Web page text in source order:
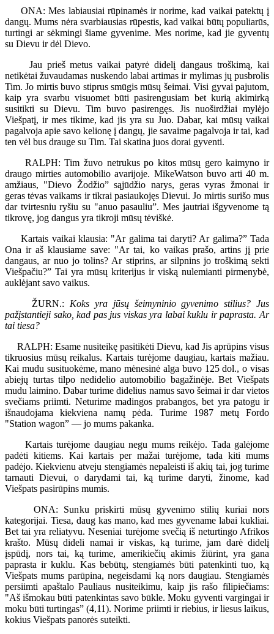
ONA: Mes labiausiai rūpinamės ir norime, kad vaikai patektų į
dangų. Mums nėra svarbiausias rūpestis, kad vaikai būtų populiarūs,
turtingi ar sėkmingi šiame gyvenime. Mes norime, kad jie gyventų
su Dievu ir dėl Dievo.
Jau prieš metus vaikai patyrė didelį dangaus troškimą, kai
netikėtai žuvaudamas nuskendo labai artimas ir mylimas jų pusbrolis
Tim. Jo mirtis buvo stiprus smūgis mūsų šeimai. Visi gyvai pajutom,
kaip yra svarbu visuomet būti pasirengusiam bet kurią akimirką
susitikti su Dievu. Tim buvo pasirengęs. Jis nuoširdžiai mylėjo
Viešpatį, ir mes tikime, kad jis yra su Juo. Dabar, kai mūsų vaikai
pagalvoja apie savo kelionę į dangų, jie savaime pagalvoja ir tai, kad
ten vėl bus drauge su Tim. Tai skatina juos dorai gyventi.
RALPH: Tim žuvo netrukus po kitos mūsų gero kaimyno ir
draugo mirties automobilio avarijoje. MikeWatson buvo arti 40 m.
amžiaus, "Dievo Žodžio” sąjūdžio narys, geras vyras žmonai ir
geras tėvas vaikams ir tikrai pasiaukojęs Dievui. Jo mirtis surišo mus
dar tvirtesniu ryšiu su "anuo pasauliu”. Mes jautriai išgyvenome tą
tikrovę, jog dangus yra tikroji mūsų tėviškė.
Kartais vaikai klausia: "Ar galima tai daryti? Ar galima?” Tada
Ona ir aš klausiame save: "Ar tai, ko vaikas prašo, artins jį prie
dangaus, ar nuo jo tolins? Ar stiprins, ar silpnins jo troškimą sekti
Viešpačiu?” Tai yra mūsų kriterijus ir viską nulemianti pirmenybė,
auklėjant savo vaikus.
ŽURN.: Koks yra jūsų šeimyninio gyvenimo stilius? Jus
pažįstantieji sako, kad pas jus viskas yra labai kuklu ir paprasta. Ar
tai tiesa?
RALPH: Esame nusiteikę pasitikėti Dievu, kad Jis aprūpins visus
tikruosius mūsų reikalus. Kartais turėjome daugiau, kartais mažiau.
Kai mudu susituokėme, mano mėnesinė alga buvo 125 dol., o visas
abiejų turtas tilpo nedidelio automobilio bagažinėje. Bet Viešpats
mudu laimino. Dabar turime didelius namus savo šeimai ir dar vietos
svečiams priimti. Neturime madingos prabangos, bet yra patogu ir
išnaudojama kiekviena namų pėda. Turime 1987 metų Fordo
"Station wagon” — jo mums pakanka.
Kartais turėjome daugiau negu mums reikėjo. Tada galėjome
padėti kitiems. Kai kartais per mažai turėjome, tada kiti mums
padėjo. Kiekvienu atveju stengiamės nepaleisti iš akių tai, jog turime
tarnauti Dievui, o darydami tai, ką turime daryti, žinome, kad
Viešpats pasirūpins mumis.
ONA: Sunku priskirti mūsų gyvenimo stilių kuriai nors
kategorijai. Tiesa, daug kas mano, kad mes gyvename labai kukliai.
Bet tai yra reliatyvu. Neseniai turėjome svečią iš neturtingo Afrikos
krašto. Mūsų dideli namai ir viskas, ką turime, jam darė didelį
įspūdį, nors tai, ką turime, amerikiečių akimis žiūrint, yra gana
paprasta ir kuklu. Kas bebūtų, stengiamės būti patenkinti tuo, ką
Viešpats mums parūpina, negeisdami ką nors daugiau. Stengiamės
persiimti apaštalo Pauliaus nusiteikimu, kaip jis rašo filipiečiams:
"Aš išmokau būti patenkintas savo būkle. Moku gyventi vargingai ir
moku būti turtingas” (4,11). Norime priimti ir riebius, ir liesus laikus,
kokius Viešpats panorės suteikti.